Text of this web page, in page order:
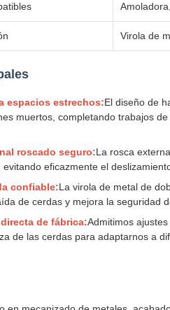
Virola de
espacios estrechos:El diseño de
muertos, completando trabajos
roscado seguro:La rosca
evitando eficazmente el
confiable:La virola de metal de
de cerdas y mejora la seguridad
de fábrica:Admitimos
de las cerdas para adaptarnos a